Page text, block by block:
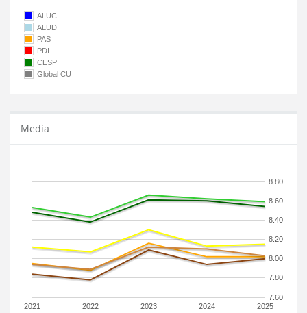
ALUC
ALUD
PAS
PDI
CESP
Global CU
Media
2021 2022 2023 2024 2025
7.60
7.80
8.00
8.20
8.40
8.60
8.80